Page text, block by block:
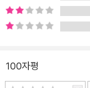
해하게 된다. 하지만 선
진다. 누군가의 사진을
면, 그렇다면 자신은 사
함뿐 아니라 저작자의 노
100자평